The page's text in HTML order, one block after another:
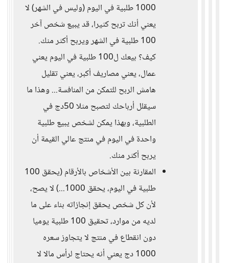
1000 طلبية في اليوم (وليس في الشهر) لا
يعني أنك تربح كثيرا، قد يبيع شخص آخر
100 طلبية في الشهر ويربح أكثر منك.
كيف؟ بيعك ل100 طلبية في اليوم يعني
عمال، يعني مصاريف أكبر، يعني تقليل
هامش الربح للتمكن من المنافسة... وهذا ما
سيقلل أرباحك لتصبح مثلا 50دج في
الطلبية، وبهذا يمكن لشخص يبيع طلبية
واحدة في اليوم في منتج عالي القيمة أن
يربح أكثر منك.
المقارنة بين الأشخاص بالأرقام (يحقق 100
طلبية في اليوم، يحقق 1000...) لا يصح،
لأن كل شخص يحقق إنجازاته بناء على ما
لديه من موارد، تحقيق 100 طلبية يوميا
دون انقطاع في منتج لا يتجاوز سعره
1000 دج يعني أنه يحتاج لرأس مالا لا